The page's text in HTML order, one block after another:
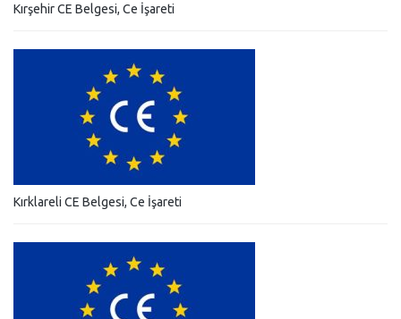
Kırşehir CE Belgesi, Ce İşareti
Kırklareli CE Belgesi, Ce İşareti